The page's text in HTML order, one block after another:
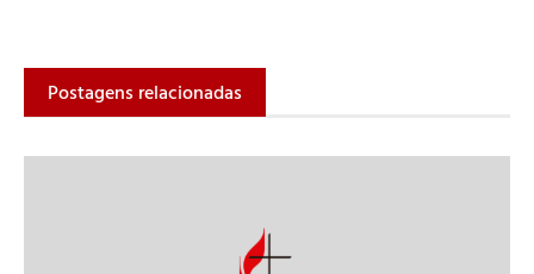
Postagens relacionadas